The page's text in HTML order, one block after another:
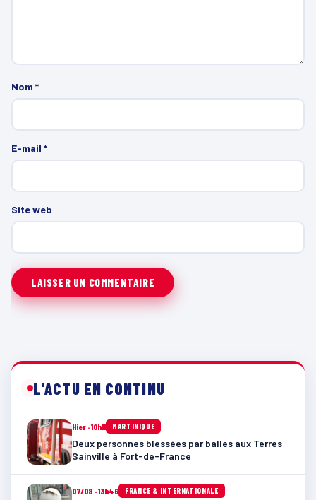
Nom *
E-mail *
Site web
L'ACTU EN CONTINU
Hier · 10h11 MARTINIQUE
Deux personnes blessées par balles aux Terres
Sainville à Fort-de-France
07/08 · 13h46 FRANCE & INTERNATIONALE